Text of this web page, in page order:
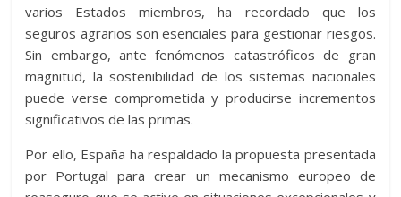
varios Estados miembros, ha recordado que los
seguros agrarios son esenciales para gestionar riesgos.
Sin embargo, ante fenómenos catastróficos de gran
magnitud, la sostenibilidad de los sistemas nacionales
puede verse comprometida y producirse incrementos
significativos de las primas.
Por ello, España ha respaldado la propuesta presentada
por Portugal para crear un mecanismo europeo de